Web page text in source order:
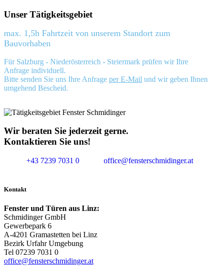
Unser Tätigkeitsgebiet
max. 1,5h Fahrtzeit von unserem Standort zum
Bauvorhaben
Für Salzburg - Niederösterreich - Steiermark prüfen wir Ihre
Anfrage individuell.
Bitte senden Sie uns Ihre Anfrage per E-Mail und wir geben Ihnen
umgehend Bescheid.
Wir beraten Sie jederzeit gerne.
Kontaktieren Sie uns!
+43 7239 7031 0 office@fensterschmidinger.at
Kontakt
Fenster und Türen aus Linz:
Schmidinger GmbH
Gewerbepark 6
A-4201 Gramastetten bei Linz
Bezirk Urfahr Umgebung
Tel 07239 7031 0
office@fensterschmidinger.at